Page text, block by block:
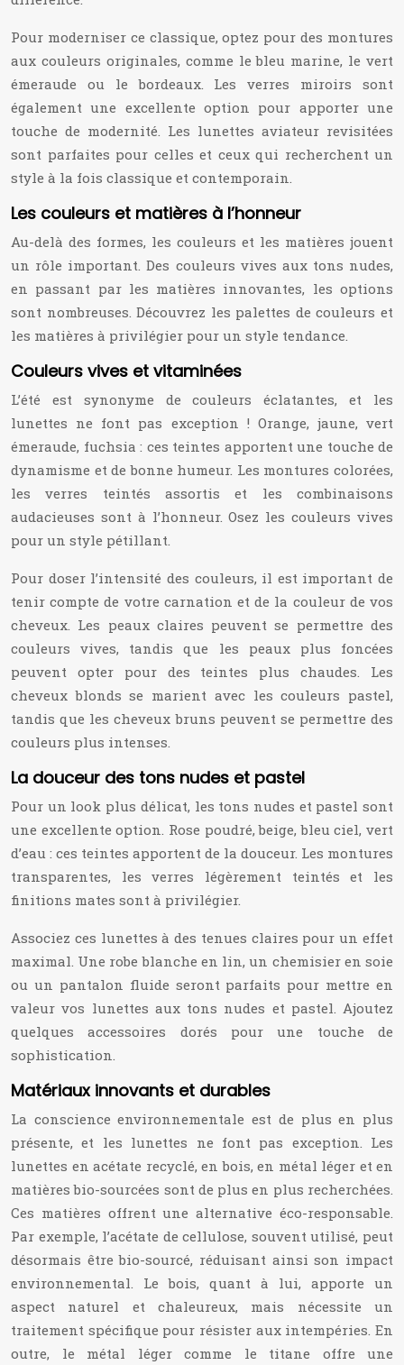
Pour moderniser ce classique, optez pour des montures
aux couleurs originales, comme le bleu marine, le vert
émeraude ou le bordeaux. Les verres miroirs sont
également une excellente option pour apporter une
touche de modernité. Les lunettes aviateur revisitées
sont parfaites pour celles et ceux qui recherchent un
style à la fois classique et contemporain.
Les couleurs et matières à l’honneur
Au-delà des formes, les couleurs et les matières jouent
un rôle important. Des couleurs vives aux tons nudes,
en passant par les matières innovantes, les options
sont nombreuses. Découvrez les palettes de couleurs et
les matières à privilégier pour un style tendance.
Couleurs vives et vitaminées
L’été est synonyme de couleurs éclatantes, et les
lunettes ne font pas exception ! Orange, jaune, vert
émeraude, fuchsia : ces teintes apportent une touche de
dynamisme et de bonne humeur. Les montures colorées,
les verres teintés assortis et les combinaisons
audacieuses sont à l’honneur. Osez les couleurs vives
pour un style pétillant.
Pour doser l’intensité des couleurs, il est important de
tenir compte de votre carnation et de la couleur de vos
cheveux. Les peaux claires peuvent se permettre des
couleurs vives, tandis que les peaux plus foncées
peuvent opter pour des teintes plus chaudes. Les
cheveux blonds se marient avec les couleurs pastel,
tandis que les cheveux bruns peuvent se permettre des
couleurs plus intenses.
La douceur des tons nudes et pastel
Pour un look plus délicat, les tons nudes et pastel sont
une excellente option. Rose poudré, beige, bleu ciel, vert
d’eau : ces teintes apportent de la douceur. Les montures
transparentes, les verres légèrement teintés et les
finitions mates sont à privilégier.
Associez ces lunettes à des tenues claires pour un effet
maximal. Une robe blanche en lin, un chemisier en soie
ou un pantalon fluide seront parfaits pour mettre en
valeur vos lunettes aux tons nudes et pastel. Ajoutez
quelques accessoires dorés pour une touche de
sophistication.
Matériaux innovants et durables
La conscience environnementale est de plus en plus
présente, et les lunettes ne font pas exception. Les
lunettes en acétate recyclé, en bois, en métal léger et en
matières bio-sourcées sont de plus en plus recherchées.
Ces matières offrent une alternative éco-responsable.
Par exemple, l’acétate de cellulose, souvent utilisé, peut
désormais être bio-sourcé, réduisant ainsi son impact
environnemental. Le bois, quant à lui, apporte un
aspect naturel et chaleureux, mais nécessite un
traitement spécifique pour résister aux intempéries. En
outre, le métal léger comme le titane offre une